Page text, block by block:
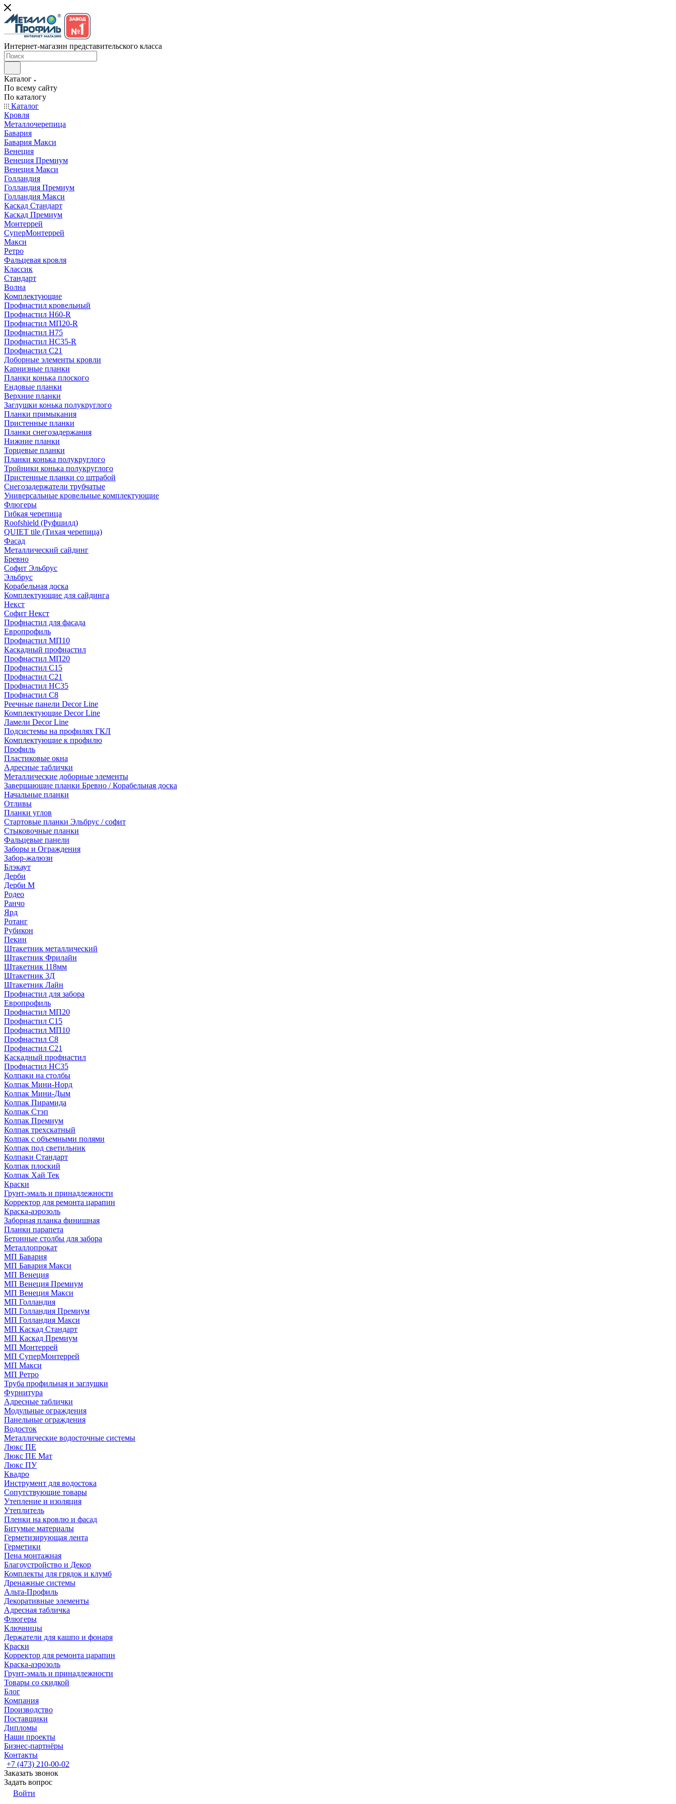
Интернет-магазин представительского класса
Каталог
По всему сайту
По каталогу
Каталог
Кровля
Металлочерепица
Бавария
Бавария Макси
Венеция
Венеция Премиум
Венеция Макси
Голландия
Голландия Премиум
Голландия Макси
Каскад Стандарт
Каскад Премиум
Монтеррей
СуперМонтеррей
Макси
Ретро
Фальцевая кровля
Классик
Стандарт
Волна
Комплектующие
Профнастил кровельный
Профнастил Н60-R
Профнастил МП20-R
Профнастил Н75
Профнастил НС35-R
Профнастил С21
Доборные элементы кровли
Карнизные планки
Планки конька плоского
Ендовые планки
Верхние планки
Заглушки конька полукруглого
Планки примыкания
Пристенные планки
Планки снегозадержания
Нижние планки
Торцевые планки
Планки конька полукруглого
Тройники конька полукруглого
Пристенные планки со штрабой
Снегозадержатели трубчатые
Универсальные кровельные комплектующие
Флюгеры
Гибкая черепица
Roofshield (Руфшилд)
QUIET tile (Тихая черепица)
Фасад
Металлический сайдинг
Бревно
Софит Эльбрус
Эльбрус
Корабельная доска
Комплектующие для сайдинга
Некст
Софит Некст
Профнастил для фасада
Европрофиль
Профнастил МП10
Каскадный профнастил
Профнастил МП20
Профнастил С15
Профнастил С21
Профнастил НС35
Профнастил С8
Реечные панели Decor Line
Комплектующие Decor Line
Ламели Decor Line
Подсистемы на профилях ГКЛ
Комплектующие к профилю
Профиль
Пластиковые окна
Адресные таблички
Металлические доборные элементы
Завершающие планки Бревно / Корабельная доска
Начальные планки
Отливы
Планки углов
Стартовые планки Эльбрус / софит
Стыковочные планки
Фальцевые панели
Заборы и Ограждения
Забор-жалюзи
Блэкаут
Дерби
Дерби M
Родео
Ранчо
Ярд
Ротанг
Рубикон
Пекин
Штакетник металлический
Штакетник Фрилайн
Штакетник 118мм
Штакетник 3Д
Штакетник Лайн
Профнастил для забора
Европрофиль
Профнастил МП20
Профнастил C15
Профнастил МП10
Профнастил C8
Профнастил C21
Каскадный профнастил
Профнастил НС35
Колпаки на столбы
Колпак Мини-Норд
Колпак Мини-Дым
Колпак Пирамида
Колпак Стэп
Колпак Премиум
Колпак трехскатный
Колпак с объемными полями
Колпак под светильник
Колпаки Стандарт
Колпак плоский
Колпак Хай Тек
Краски
Грунт-эмаль и принадлежности
Корректор для ремонта царапин
Краска-аэрозоль
Заборная планка финишная
Планки парапета
Бетонные столбы для забора
Металлопрокат
МП Бавария
МП Бавария Макси
МП Венеция
МП Венеция Премиум
МП Венеция Макси
МП Голландия
МП Голландия Премиум
МП Голландия Макси
МП Каскад Стандарт
МП Каскад Премиум
МП Монтеррей
МП СуперМонтеррей
МП Макси
МП Ретро
Труба профильная и заглушки
Фурнитура
Адресные таблички
Модульные ограждения
Панельные ограждения
Водосток
Металлические водосточные системы
Люкс ПЕ
Люкс ПЕ Мат
Люкс ПУ
Квадро
Инструмент для водостока
Сопутствующие товары
Утепление и изоляция
Утеплитель
Пленки на кровлю и фасад
Битумые материалы
Герметизирующая лента
Герметики
Пена монтажная
Благоустройство и Декор
Комплекты для грядок и клумб
Дренажные системы
Альта-Профиль
Декоративные элементы
Адресная табличка
Флюгеры
Ключницы
Держатели для кашпо и фонаря
Краски
Корректор для ремонта царапин
Краска-аэрозоль
Грунт-эмаль и принадлежности
Товары со скидкой
Блог
Компания
Производство
Поставщики
Дипломы
Наши проекты
Бизнес-партнёры
Контакты
+7 (473) 210-00-02
Заказать звонок
Задать вопрос
Войти